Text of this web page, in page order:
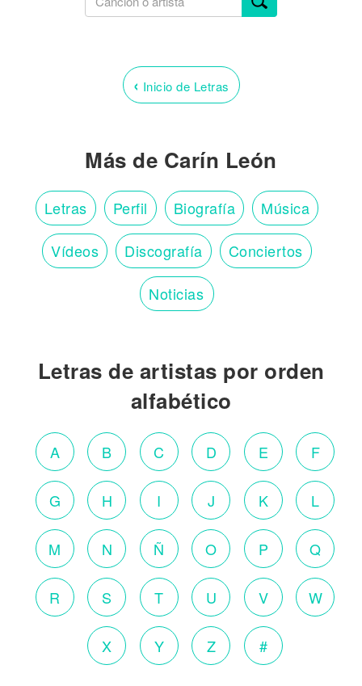
‹ Inicio de Letras
Más de Carín León
Letras Perfil Biografía Música
Vídeos Discografía Conciertos
Noticias
Letras de artistas por orden
alfabético
A B C D E F
G H I J K L
M N Ñ O P Q
R S T U V W
X Y Z #